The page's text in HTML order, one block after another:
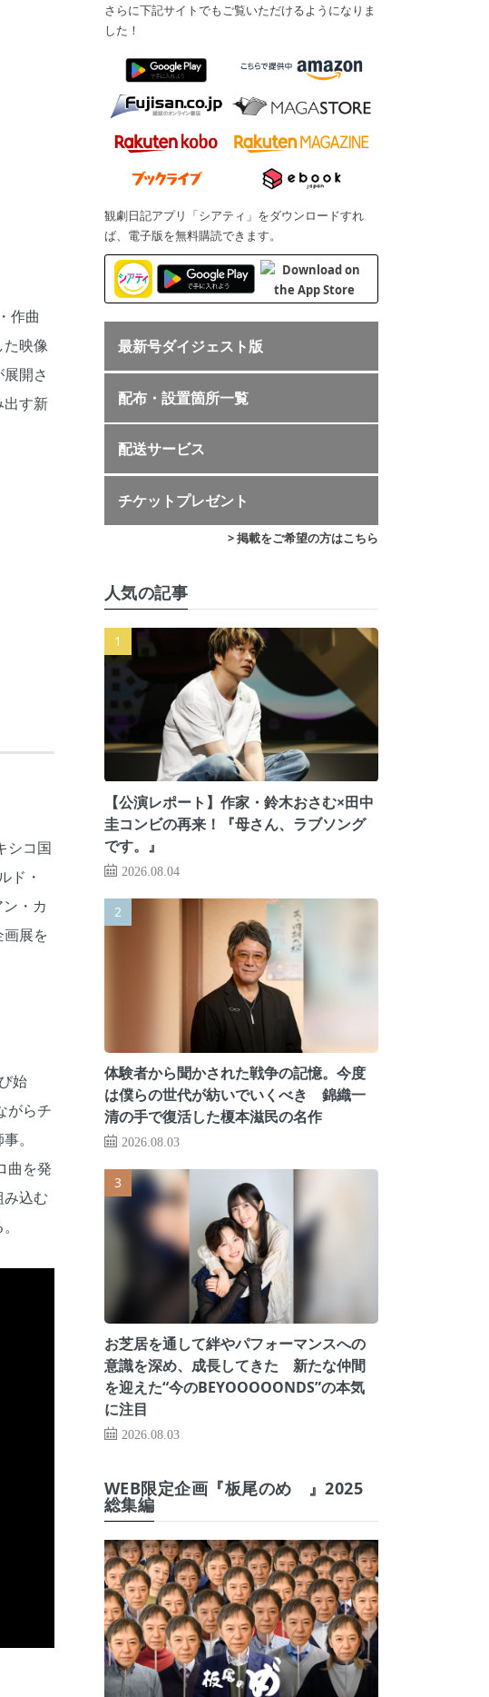
作曲
映像
開さ
出す新
シコ国
ド・
・カ
展を
始
がらチ
。
曲を発
込む
さらに下記サイトでもご覧いただけるようになりま
した！
観劇日記アプリ「シアティ」をダウンロードすれ
ば、電子版を無料購読できます。
最新号ダイジェスト版
配布・設置箇所一覧
配送サービス
チケットプレゼント
> 掲載をご希望の方はこちら
人気の記事
【公演レポート】作家・鈴木おさむ×田中
圭コンビの再来！『母さん、ラブソング
です。』
2026.08.04
体験者から聞かされた戦争の記憶。今度
は僕らの世代が紡いでいくべき 錦織一
清の手で復活した榎本滋民の名作
2026.08.03
お芝居を通して絆やパフォーマンスへの
意識を深め、成長してきた 新たな仲間
を迎えた“今のBEYOOOOONDS”の本気
に注目
2026.08.03
WEB限定企画『板尾のめ゙』2025
総集編